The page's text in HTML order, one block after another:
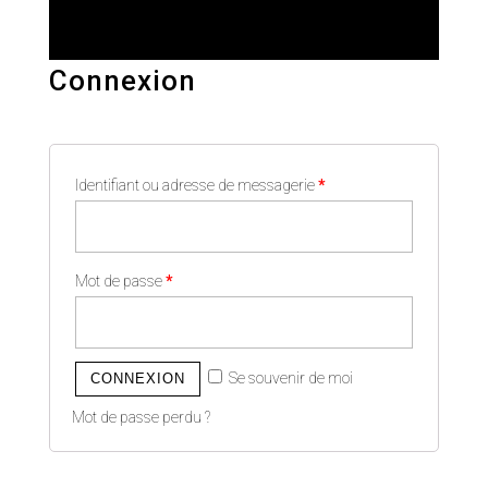
Connexion
Identifiant ou adresse de messagerie*
Mot de passe*
CONNEXION Se souvenir de moi
Mot de passe perdu ?